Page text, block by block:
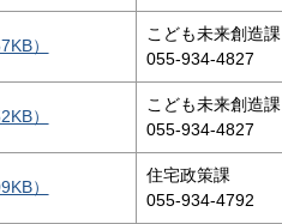
）
こども未来創造課
055-934-4827
）
こども未来創造課
055-934-4827
）
住宅政策課
055-934-4792